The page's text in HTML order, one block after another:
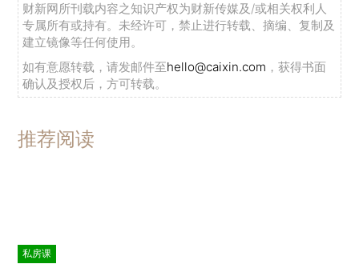
财新网所刊载内容之知识产权为财新传媒及/或相关权利人
专属所有或持有。未经许可，禁止进行转载、摘编、复制及
建立镜像等任何使用。
如有意愿转载，请发邮件至hello@caixin.com ，获得书面
确认及授权后，方可转载。
推荐阅读
私房课